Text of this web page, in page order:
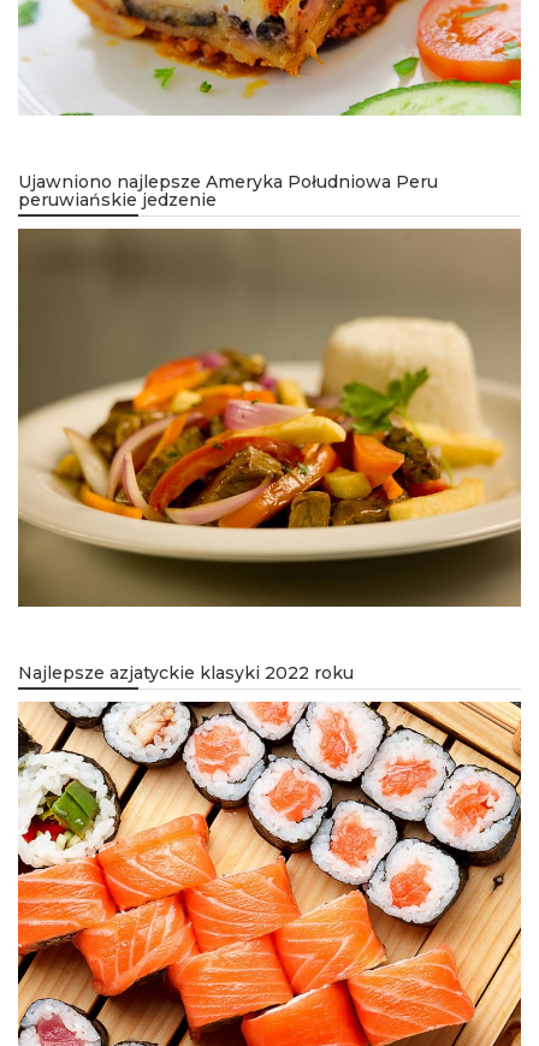
Ujawniono najlepsze Ameryka Południowa Peru
peruwiańskie jedzenie
Najlepsze azjatyckie klasyki 2022 roku